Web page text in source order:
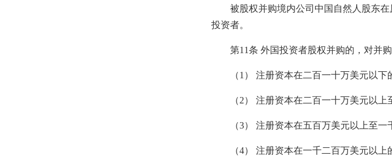
被股权并购境内公司中国自然人股东在
投资者。
第11条 外国投资者股权并购的，对并购
（1） 注册资本在二百一十万美元以下
（2） 注册资本在二百一十万美元以上
（3） 注册资本在五百万美元以上至一
（4） 注册资本在一千二百万美元以上